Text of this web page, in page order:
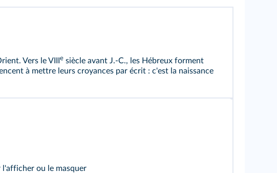
Vers le VIII e siècle avant J.‑C., les Hébreux forment
à mettre leurs croyances par écrit : c'est la naissance
ou le masquer